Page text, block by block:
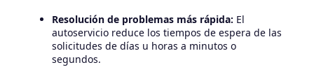
Resolución de problemas más rápida: El
autoservicio reduce los tiempos de espera de las
solicitudes de días u horas a minutos o
segundos.